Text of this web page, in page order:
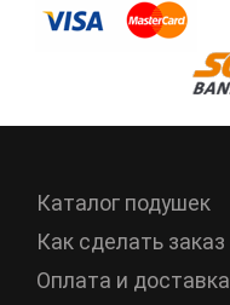
Каталог подушек
Как сделать заказ
Оплата и доставка